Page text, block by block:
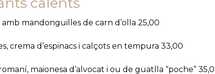
mandonguilles de carn d’olla 25,00
crema d’espinacs i calçots en tempura 33,00
maionesa d’alvocat i ou de guatlla “poche”